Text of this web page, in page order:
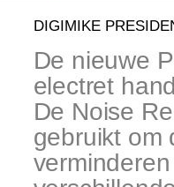
DIGIMIKE
De nieuwe
electret
De Noise
gebruikt om